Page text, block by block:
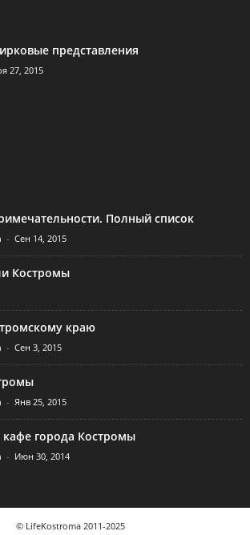
представления
27, 2015
Полный список
- Сен 14, 2015
Костромы
краю
- Сен 3, 2015
- Янв 25, 2015
города Костромы
- Июн 30, 2014
© LifeKostroma 2011-2025